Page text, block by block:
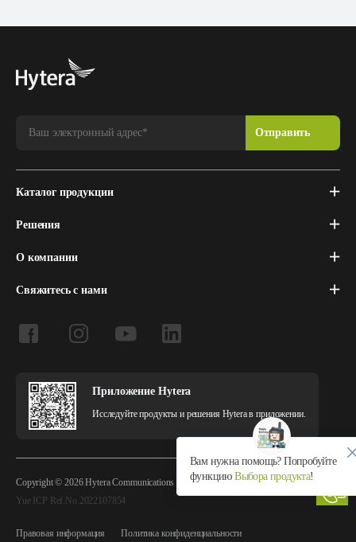
Каталог продукции
Решения
О компании
Свяжитесь с нами
Приложение Hytera
Исследуйте продукты и решения Hytera в приложении.
Copyright © 2026 Hytera Communications Corporation Limited All Rights Reserved
Yue ICP Ref.No.2022107854
Правовая информация Политика конфиденциальности
Вам нужна помощь? Попробуйте
функциюВыбора продукта!